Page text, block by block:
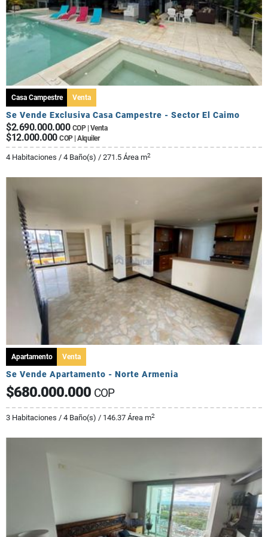
Casa Campestre Venta
Se Vende Exclusiva Casa Campestre - Sector El Caimo
$2.690.000.000 COP | Venta
$12.000.000 COP | Alquiler
4 Habitaciones / 4 Baño(s) / 271.5 Área m2
Apartamento Venta
Se Vende Apartamento - Norte Armenia
$680.000.000 COP
3 Habitaciones / 4 Baño(s) / 146.37 Área m2